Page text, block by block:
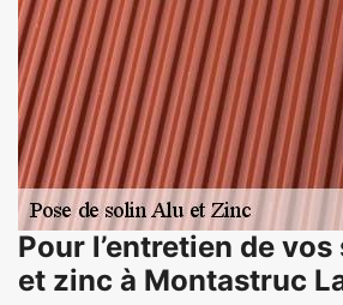
Pour l’entretien de
et zinc à Montastruc